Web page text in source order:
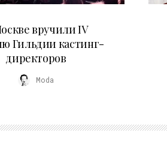
вручили IV
Гильдии кастинг-
директоров
Moda